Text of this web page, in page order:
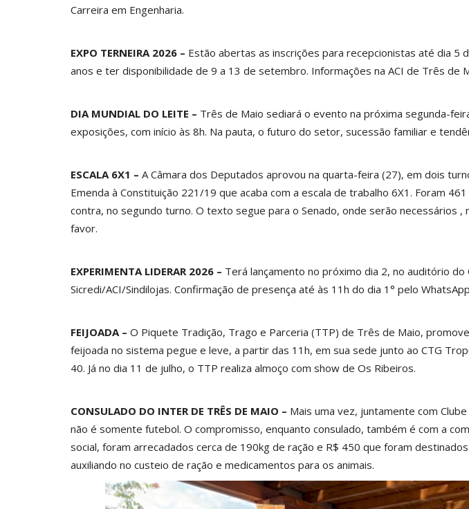
Carreira em Engenharia.
EXPO TERNEIRA 2026 – Estão abertas as inscrições para recepcionistas até dia 5
anos e ter disponibilidade de 9 a 13 de setembro. Informações na ACI de Três de
DIA MUNDIAL DO LEITE – Três de Maio sediará o evento na próxima segunda-
exposições, com início às 8h. Na pauta, o futuro do setor, sucessão familiar e
ESCALA 6X1 – A Câmara dos Deputados aprovou na quarta-feira (27), em dois
Emenda à Constituição 221/19 que acaba com a escala de trabalho 6X1. Foram
contra, no segundo turno. O texto segue para o Senado, onde serão necessários ,
favor.
EXPERIMENTA LIDERAR 2026 – Terá lançamento no próximo dia 2, no auditório do
Sicredi/ACI/Sindilojas. Confirmação de presença até às 11h do dia 1° pelo
FEIJOADA – O Piquete Tradição, Trago e Parceria (TTP) de Três de Maio,
feijoada no sistema pegue e leve, a partir das 11h, em sua sede junto ao CTG
40. Já no dia 11 de julho, o TTP realiza almoço com show de Os Ribeiros.
CONSULADO DO INTER DE TRÊS DE MAIO – Mais uma vez, juntamente com
não é somente futebol. O compromisso, enquanto consulado, também é com a
social, foram arrecadados cerca de 190kg de ração e R$ 450 que foram
auxiliando no custeio de ração e medicamentos para os animais.